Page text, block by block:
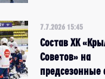
7.7.2026 15:45
Состав ХК
Советов» на
предсезонные